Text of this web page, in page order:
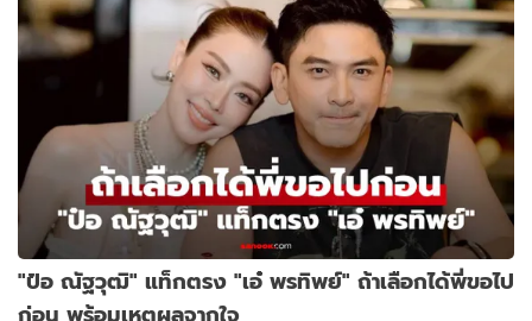
"ป๋อ ณัฐวุฒิ" แท็กตรง "เอ๋ พรทิพย์" ถ้าเลือกได้พี่ขอไป
ก่อน พร้อมเหตุผลจากใจ